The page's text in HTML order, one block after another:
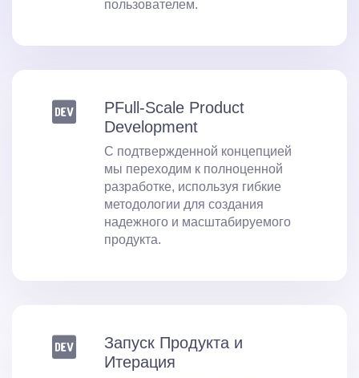
пользователем.
PFull-Scale Product
Development
С подтвержденной концепцией
мы переходим к полноценной
разработке, используя гибкие
методологии для создания
надежного и масштабируемого
продукта.
Запуск Продукта и
Итерация